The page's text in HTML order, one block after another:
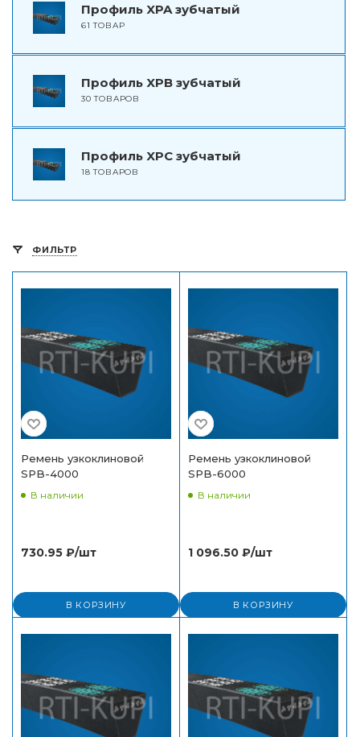
Профиль XPA зубчатый
61 ТОВАР
Профиль XPB зубчатый
30 ТОВАРОВ
Профиль XPC зубчатый
18 ТОВАРОВ
ФИЛЬТР
Ремень узкоклиновой
SPB-4000
В наличии
730.95 ₽/шт
В КОРЗИНУ
Ремень узкоклиновой
SPB-6000
В наличии
1 096.50 ₽/шт
В КОРЗИНУ